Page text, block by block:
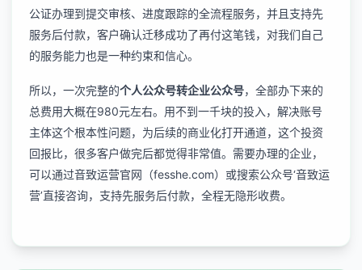
公证办理到提交审核、进度跟踪的全流程服务，并且支持先
服务后付款，客户确认迁移成功了再付这笔钱，对我们自己
的服务能力也是一种约束和信心。
所以，一次完整的个人公众号转企业公众号，全部办下来的
总费用大概在980元左右。用不到一千块的投入，解决账号
主体这个根本性问题，为后续的商业化打开通道，这个投资
回报比，很多客户做完后都觉得非常值。需要办理的企业，
可以通过音致运营官网（fesshe.com）或搜索公众号‘音致运
营’直接咨询，支持先服务后付款，全程无隐形收费。